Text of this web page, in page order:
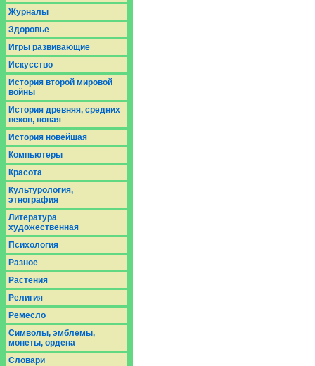
Журналы
Здоровье
Игры развивающие
Искусство
История второй мировой
войны
История древняя, средних
веков, новая
История новейшая
Компьютеры
Красота
Культурология,
этнография
Литература
художественная
Психология
Разное
Растения
Религия
Ремесло
Символы, эмблемы,
монеты, ордена
Словари